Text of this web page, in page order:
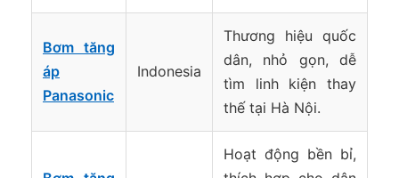
Bơm tăng
áp
Panasonic
Indonesia
Thương hiệu quốc
dân, nhỏ gọn, dễ
tìm linh kiện thay
thế tại Hà Nội.
Hoạt động bền bỉ,